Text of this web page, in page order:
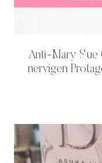
Anti-Mary Sue
nervigen